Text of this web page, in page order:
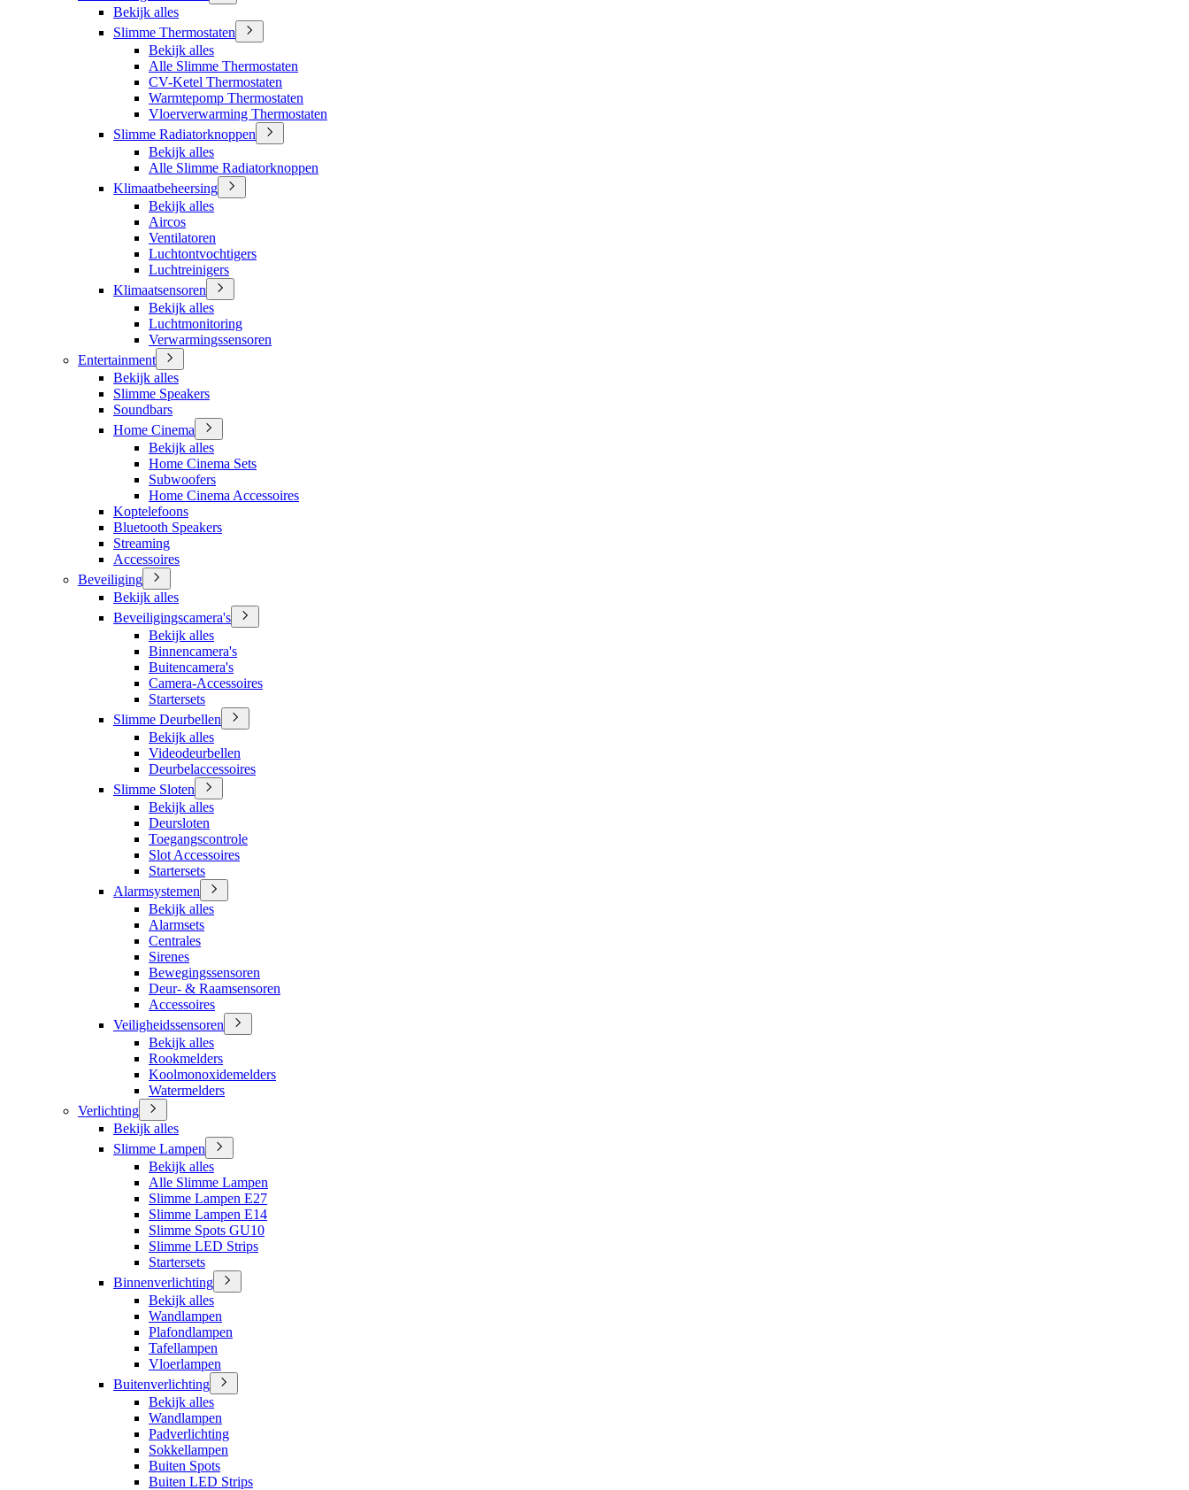
Bekijk alles
Slimme Thermostaten
Bekijk alles
Alle Slimme Thermostaten
CV-Ketel Thermostaten
Warmtepomp Thermostaten
Vloerverwarming Thermostaten
Slimme Radiatorknoppen
Bekijk alles
Alle Slimme Radiatorknoppen
Klimaatbeheersing
Bekijk alles
Aircos
Ventilatoren
Luchtontvochtigers
Luchtreinigers
Klimaatsensoren
Bekijk alles
Luchtmonitoring
Verwarmingssensoren
Entertainment
Bekijk alles
Slimme Speakers
Soundbars
Home Cinema
Bekijk alles
Home Cinema Sets
Subwoofers
Home Cinema Accessoires
Koptelefoons
Bluetooth Speakers
Streaming
Accessoires
Beveiliging
Bekijk alles
Beveiligingscamera's
Bekijk alles
Binnencamera's
Buitencamera's
Camera-Accessoires
Startersets
Slimme Deurbellen
Bekijk alles
Videodeurbellen
Deurbelaccessoires
Slimme Sloten
Bekijk alles
Deursloten
Toegangscontrole
Slot Accessoires
Startersets
Alarmsystemen
Bekijk alles
Alarmsets
Centrales
Sirenes
Bewegingssensoren
Deur- & Raamsensoren
Accessoires
Veiligheidssensoren
Bekijk alles
Rookmelders
Koolmonoxidemelders
Watermelders
Verlichting
Bekijk alles
Slimme Lampen
Bekijk alles
Alle Slimme Lampen
Slimme Lampen E27
Slimme Lampen E14
Slimme Spots GU10
Slimme LED Strips
Startersets
Binnenverlichting
Bekijk alles
Wandlampen
Plafondlampen
Tafellampen
Vloerlampen
Buitenverlichting
Bekijk alles
Wandlampen
Padverlichting
Sokkellampen
Buiten Spots
Buiten LED Strips